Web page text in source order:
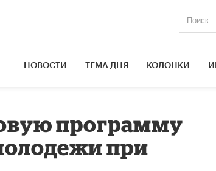
НОВОСТИ ТЕМА ДНЯ КОЛОНКИ
программу
при